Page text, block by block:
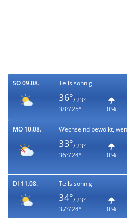
SO 09.08. Teils sonnig
36°/ 23°
38°/ 25°
0 %
MO 10.08. Wechselnd bewölkt,
33°/ 23°
36°/ 24°
0 %
DI 11.08. Teils sonnig
34°/ 23°
37°/ 24°
0 %